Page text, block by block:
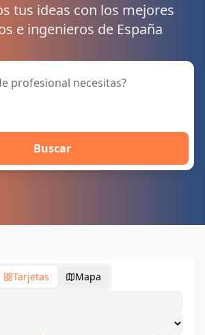
tus ideas con los mejores
e ingenieros de España
Buscar
Tarjetas
Mapa